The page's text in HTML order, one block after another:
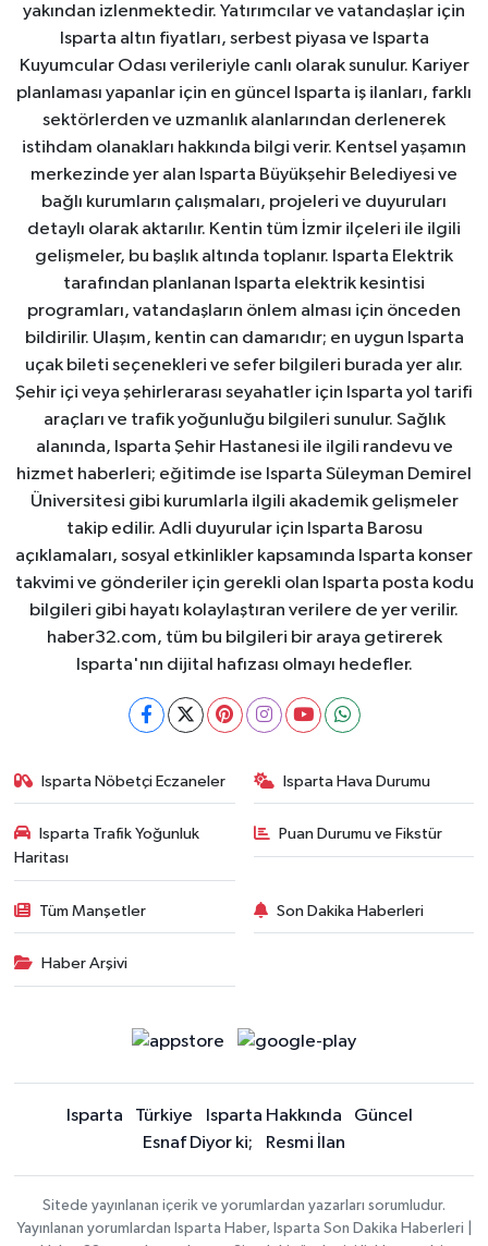
yakından izlenmektedir. Yatırımcılar ve vatandaşlar için
Isparta altın fiyatları, serbest piyasa ve Isparta
Kuyumcular Odası verileriyle canlı olarak sunulur. Kariyer
planlaması yapanlar için en güncel Isparta iş ilanları, farklı
sektörlerden ve uzmanlık alanlarından derlenerek
istihdam olanakları hakkında bilgi verir. Kentsel yaşamın
merkezinde yer alan Isparta Büyükşehir Belediyesi ve
bağlı kurumların çalışmaları, projeleri ve duyuruları
detaylı olarak aktarılır. Kentin tüm İzmir ilçeleri ile ilgili
gelişmeler, bu başlık altında toplanır. Isparta Elektrik
tarafından planlanan Isparta elektrik kesintisi
programları, vatandaşların önlem alması için önceden
bildirilir. Ulaşım, kentin can damarıdır; en uygun Isparta
uçak bileti seçenekleri ve sefer bilgileri burada yer alır.
Şehir içi veya şehirlerarası seyahatler için Isparta yol tarifi
araçları ve trafik yoğunluğu bilgileri sunulur. Sağlık
alanında, Isparta Şehir Hastanesi ile ilgili randevu ve
hizmet haberleri; eğitimde ise Isparta Süleyman Demirel
Üniversitesi gibi kurumlarla ilgili akademik gelişmeler
takip edilir. Adli duyurular için Isparta Barosu
açıklamaları, sosyal etkinlikler kapsamında Isparta konser
takvimi ve gönderiler için gerekli olan Isparta posta kodu
bilgileri gibi hayatı kolaylaştıran verilere de yer verilir.
haber32.com, tüm bu bilgileri bir araya getirerek
Isparta'nın dijital hafızası olmayı hedefler.
Isparta Nöbetçi Eczaneler Isparta Hava Durumu
Isparta Trafik Yoğunluk
Haritası
Puan Durumu ve Fikstür
Tüm Manşetler Son Dakika Haberleri
Haber Arşivi
Isparta Türkiye Isparta Hakkında
Güncel
Esnaf Diyor ki;
Resmi İlan
Sitede yayınlanan içerik ve yorumlardan yazarları sorumludur.
Yayınlanan yorumlardan Isparta Haber, Isparta Son Dakika Haberleri |